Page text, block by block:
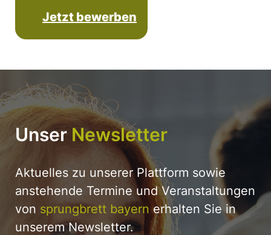
Jetzt bewerben
Unser Newsletter
Aktuelles zu unserer Plattform sowie
anstehende Termine und Veranstaltungen
von sprungbrett bayernerhalten Sie in
unserem Newsletter.